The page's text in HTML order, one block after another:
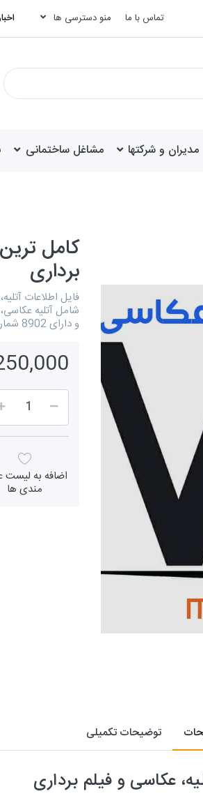
تماس با ما منو دسترسی ها
مدیران و شرکتها مشاغل ساختمانی
کامل
برداری
فایل اطلاعات
شامل آتلیه
و دارای 8902 شماره موبایل است.
6,250,000
اضافه به لیست
مندی ها
توضیحات تکمیلی
عکاسی و فیلم برداری